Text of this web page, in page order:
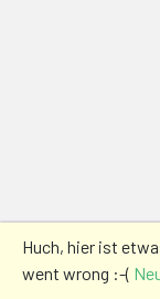
Huch, hier ist
went wrong :-(